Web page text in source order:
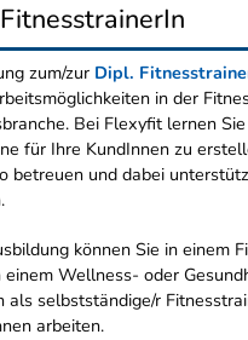
zum/zur Dipl.
in der
Bei Flexyfit lernen
für Ihre KundInnen zu
betreuen und dabei
können Sie in einem
einem Wellness- oder
als selbstständige/r
arbeiten.